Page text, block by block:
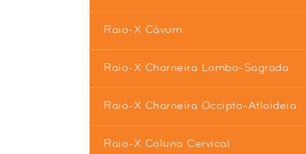
Raio-X Cávum
Raio-X Charneira Lombo-Sagrada
Raio-X Charneira Occipto-Atloideia
Raio-X Coluna Cervical